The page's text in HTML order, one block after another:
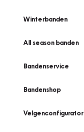
Winterbanden
All season banden
Bandenservice
Bandenshop
Velgenconfigurator